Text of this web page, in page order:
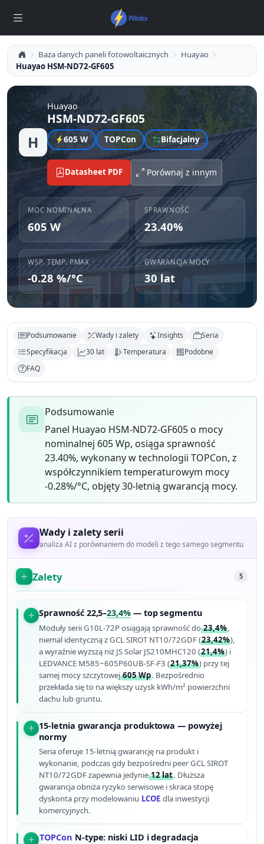
Baza danych paneli fotowoltaicznych
Huayao
Huayao HSM-ND72-GF605
H
Huayao
HSM-ND72-GF605
605 W TOPCon Bifacjalny
Datasheet PDF Porównaj z innym
MOC NOMINALNA
605 W
SPRAWNOŚĆ
23.40%
WSP. TEMP. PMAX
-0.28 %/°C
GWARANCJA MOCY
30 lat
Podsumowanie Wady i zalety Insights
Seria
Specyfikacja
30 lat Temperatura
Podobne
FAQ
Podsumowanie
Panel Huayao HSM-ND72-GF605 o mocy
nominalnej 605 Wp, osiąga sprawność
23.40%, wykonany w technologii TOPCon, z
współczynnikiem temperaturowym mocy
-0.28%/°C, objęty 30-letnią gwarancją mocy.
Wady i zalety serii
analiza AI z porównaniem do modeli z tego samego segmentu
Zalety 5
Sprawność 22,5–23,4%— top segmentu
Moduły serii G10L-72P osiągają sprawność do23,4%,
niemal identyczną z GCL SIROT NT10/72GDF (23,42%),
a wyraźnie wyższą niż JS Solar JS210MHC120 (21,4%) i
LEDVANCE M585~605P60UB-SF-F3 (21,37%) przy tej
samej mocy szczytowej605 Wp. Bezpośrednio
przekłada się to na większy uzysk kWh/m² powierzchni
dachu lub gruntu.
15-letnia gwarancja produktowa — powyżej
normy
Seria oferuje 15-letnią gwarancję na produkt i
wykonanie, podczas gdy bezpośredni peer GCL SIROT
NT10/72GDF zapewnia jedynie12 lat. Dłuższa
gwarancja obniża ryzyko serwisowe i skraca stopę
dyskonta przy modelowaniu LCOE dla inwestycji
komercyjnych.
TOPCon N-type: niski LID i degradacja